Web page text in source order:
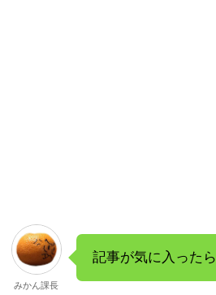
みかん課長
記事が気に入った